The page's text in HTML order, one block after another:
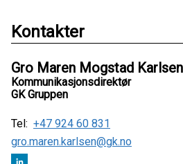
Kontakter
Gro Maren Mogstad Karlsen
Kommunikasjonsdirektør
GK Gruppen
Tel: +47 924 60 831
gro.maren.karlsen@gk.no